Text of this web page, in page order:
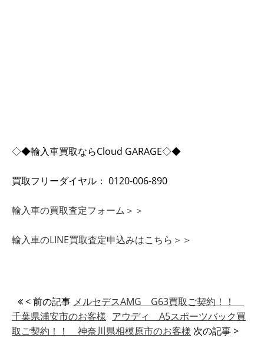
◇◆輸入車買取ならCloud GARAGE◇◆
買取フリーダイヤル： 0120-006-890
輸入車の買取査定フォーム＞＞
輸入車のLINE買取査定申込みはこちら＞＞
< 前の記事 メルセデスAMG G63買取ご契約！！
千葉県浦安市のお客様 アウディ A5スポーツバック買
取ご契約！！ 神奈川県相模原市のお客様 次の記事 >